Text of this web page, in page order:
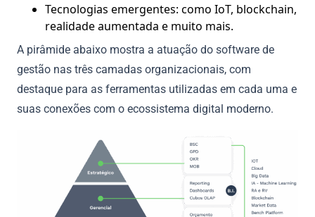
Tecnologias emergentes: como IoT, blockchain,
realidade aumentada e muito mais.
A pirâmide abaixo mostra a atuação do software de
gestão nas três camadas organizacionais, com
destaque para as ferramentas utilizadas em cada uma e
suas conexões com o ecossistema digital moderno.